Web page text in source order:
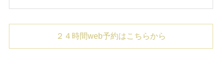
２４時間web予約はこちらから